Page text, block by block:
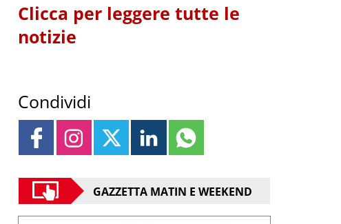
Clicca per leggere tutte le
notizie
Condividi
GAZZETTA MATIN E WEEKEND